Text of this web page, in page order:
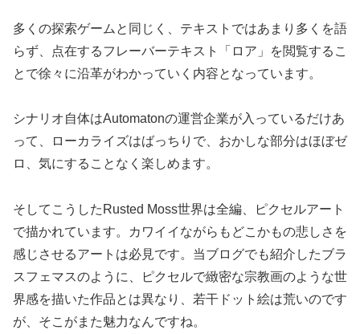
多くの探索ゲームと同じく、テキストではあまり多くを語
らず、点在するフレーバーテキスト「ロア」を閲覧するこ
とで徐々に沿革がわかっていく内容となっています。
シナリオ自体はAutomatonの運営企業が入っているだけあ
って、ローカライズはばっちりで、おかしな部分はほぼゼ
ロ、気にすることなく楽しめます。
そしてこうしたRusted Moss世界は全編、ピクセルアート
で描かれています。カワイイながらもどこかもの悲しさを
感じさせるアートは必見です。当ブログでも紹介したブラ
スフェマスのように、ピクセルで緻密な宗教画のような世
界感を描いた作品とは異なり、若干ドット絵は荒いのです
が、そこがまた魅力なんですね。